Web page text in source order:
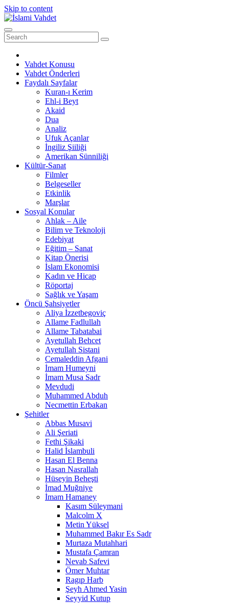
Skip to content
Vahdet Konusu
Vahdet Önderleri
Faydalı Sayfalar
Kuran-ı Kerim
Ehl-i Beyt
Akaid
Dua
Analiz
Ufuk Açanlar
İngiliz Şiiliği
Amerikan Sünniliği
Kültür-Sanat
Filmler
Belgeseller
Etkinlik
Marşlar
Sosyal Konular
Ahlak – Aile
Bilim ve Teknoloji
Edebiyat
Eğitim – Sanat
Kitap Önerisi
İslam Ekonomisi
Kadın ve Hicap
Röportaj
Sağlık ve Yaşam
Öncü Şahsiyetler
Aliya İzzetbegoviç
Allame Fadlullah
Allame Tabatabai
Ayetullah Behcet
Ayetullah Sistani
Cemaleddin Afgani
İmam Humeyni
İmam Musa Sadr
Mevdudi
Muhammed Abduh
Necmettin Erbakan
Şehitler
Abbas Musavi
Ali Şeriati
Fethi Şikaki
Halid İslambuli
Hasan El Benna
Hasan Nasrallah
Hüseyin Beheşti
İmad Muğniye
İmam Hamaney
Kasım Süleymani
Malcolm X
Metin Yüksel
Muhammed Bakır Es Sadr
Murtaza Mutahhari
Mustafa Çamran
Nevab Safevi
Ömer Muhtar
Ragıp Harb
Şeyh Ahmed Yasin
Seyyid Kutup